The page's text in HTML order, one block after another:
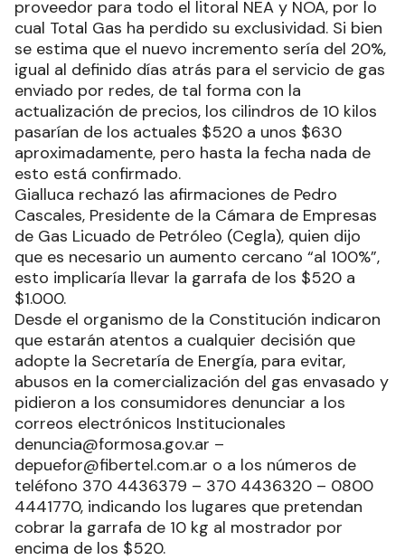
proveedor para todo el litoral NEA y NOA, por lo
cual Total Gas ha perdido su exclusividad. Si bien
se estima que el nuevo incremento sería del 20%,
igual al definido días atrás para el servicio de gas
enviado por redes, de tal forma con la
actualización de precios, los cilindros de 10 kilos
pasarían de los actuales $520 a unos $630
aproximadamente, pero hasta la fecha nada de
esto está confirmado.
Gialluca rechazó las afirmaciones de Pedro
Cascales, Presidente de la Cámara de Empresas
de Gas Licuado de Petróleo (Cegla), quien dijo
que es necesario un aumento cercano “al 100%”,
esto implicaría llevar la garrafa de los $520 a
$1.000.
Desde el organismo de la Constitución indicaron
que estarán atentos a cualquier decisión que
adopte la Secretaría de Energía, para evitar,
abusos en la comercialización del gas envasado y
pidieron a los consumidores denunciar a los
correos electrónicos Institucionales
denuncia@formosa.gov.ar –
depuefor@fibertel.com.ar o a los números de
teléfono 370 4436379 – 370 4436320 – 0800
4441770, indicando los lugares que pretendan
cobrar la garrafa de 10 kg al mostrador por
encima de los $520.